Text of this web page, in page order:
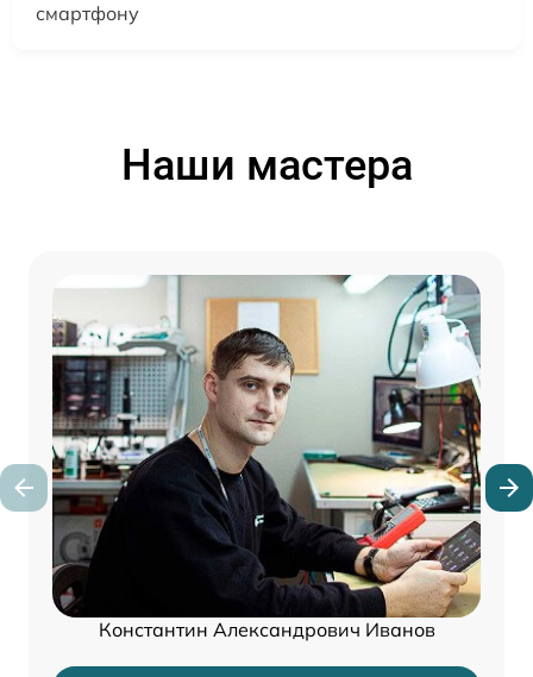
смартфону
Наши мастера
Константин Александрович Иванов